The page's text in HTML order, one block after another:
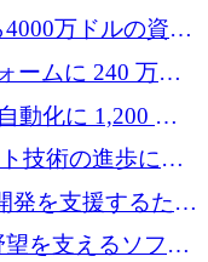
ポンドを獲得
万ドルの資金
ームに 240 万ド
動化に 1,200 万
技術の進歩に向
ラウンドを終了
発を支援するため
を支えるソフト